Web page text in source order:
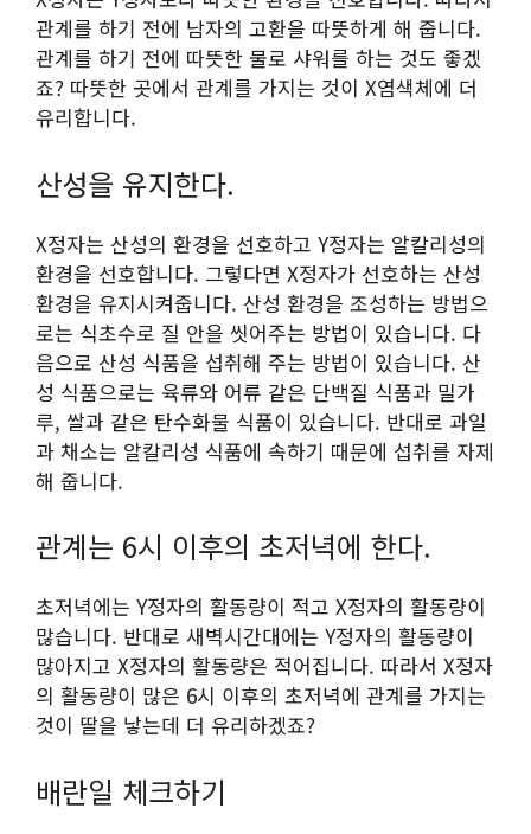
관계를 하기 전에 남자의 고환을 따뜻하게 해 줍니다.
관계를 하기 전에 따뜻한 물로 샤워를 하는 것도 좋겠
죠? 따뜻한 곳에서 관계를 가지는 것이 X염색체에 더
유리합니다.
산성을 유지한다.
X정자는 산성의 환경을 선호하고 Y정자는 알칼리성의
환경을 선호합니다. 그렇다면 X정자가 선호하는 산성
환경을 유지시켜줍니다. 산성 환경을 조성하는 방법으
로는 식초수로 질 안을 씻어주는 방법이 있습니다. 다
음으로 산성 식품을 섭취해 주는 방법이 있습니다. 산
성 식품으로는 육류와 어류 같은 단백질 식품과 밀가
루, 쌀과 같은 탄수화물 식품이 있습니다. 반대로 과일
과 채소는 알칼리성 식품에 속하기 때문에 섭취를 자제
해 줍니다.
관계는 6시 이후의 초저녁에 한다.
초저녁에는 Y정자의 활동량이 적고 X정자의 활동량이
많습니다. 반대로 새벽시간대에는 Y정자의 활동량이
많아지고 X정자의 활동량은 적어집니다. 따라서 X정자
의 활동량이 많은 6시 이후의 초저녁에 관계를 가지는
것이 딸을 낳는데 더 유리하겠죠?
배란일 체크하기